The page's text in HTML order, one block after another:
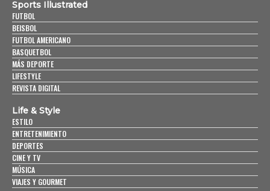
Sports Illustrated
FUTBOL
BEISBOL
FUTBOL AMERICANO
BASQUETBOL
MÁS DEPORTE
LIFESTYLE
REVISTA DIGITAL
Life & Style
ESTILO
ENTRETENIMIENTO
DEPORTES
CINE Y TV
MÚSICA
VIAJES Y GOURMET